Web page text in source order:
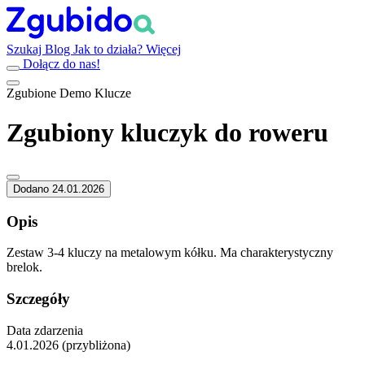
Szukaj Blog Jak to działa? Więcej
Dołącz do nas!
Zgubione Demo Klucze
Zgubiony kluczyk do roweru
Dodano 24.01.2026
Opis
Zestaw 3-4 kluczy na metalowym kółku. Ma charakterystyczny
brelok.
Szczegóły
Data zdarzenia
4.01.2026 (przybliżona)